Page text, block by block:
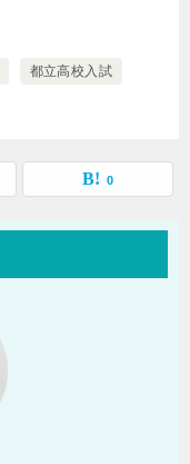
都立高校入試
0